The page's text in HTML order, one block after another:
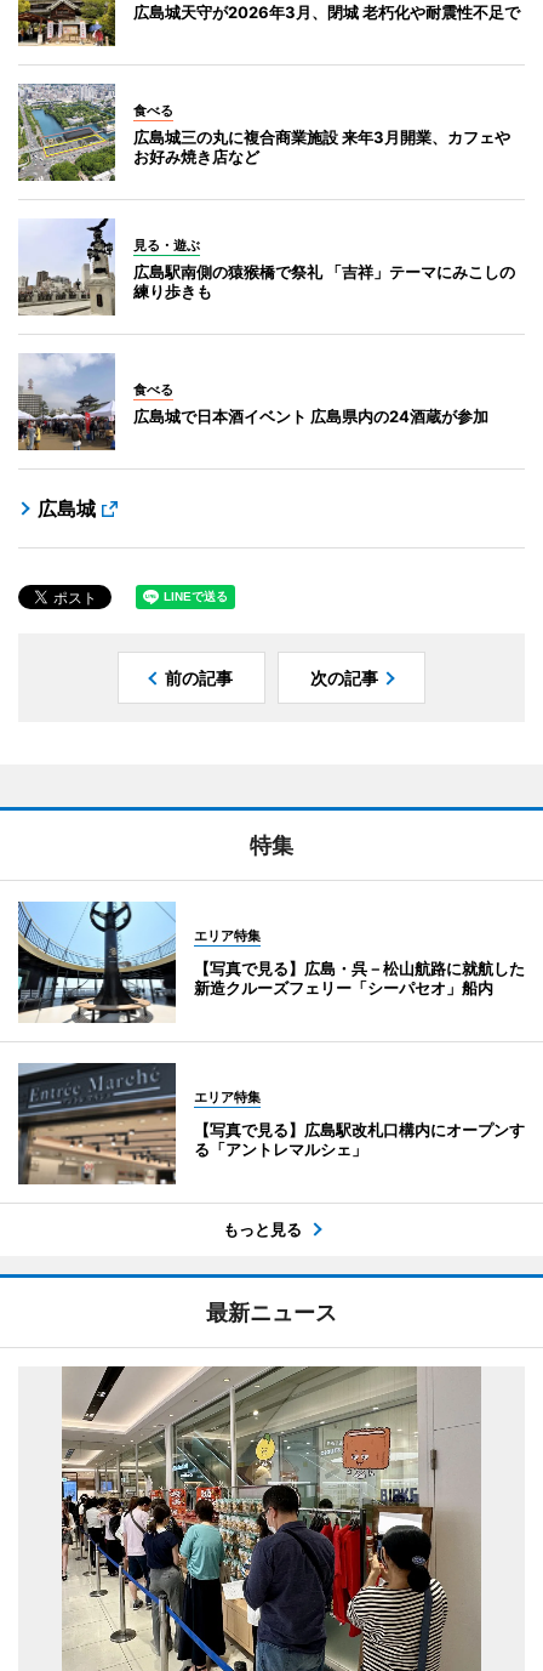
広島城天守が2026年3月、閉城 老朽化や耐震性不足で
食べる
広島城三の丸に複合商業施設 来年3月開業、カフェや
お好み焼き店など
見る・遊ぶ
広島駅南側の猿猴橋で祭礼 「吉祥」テーマにみこしの
練り歩きも
食べる
広島城で日本酒イベント 広島県内の24酒蔵が参加
広島城
前の記事 次の記事
特集
エリア特集
【写真で見る】広島・呉－松山航路に就航した
新造クルーズフェリー「シーパセオ」船内
エリア特集
【写真で見る】広島駅改札口構内にオープンす
る「アントレマルシェ」
もっと見る
最新ニュース